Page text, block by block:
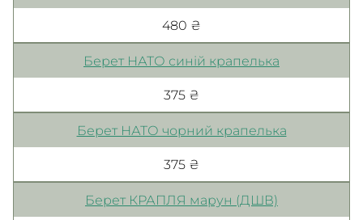
480 ₴
Берет НАТО синій крапелька
375 ₴
Берет НАТО чорний крапелька
375 ₴
Берет КРАПЛЯ марун (ДШВ)